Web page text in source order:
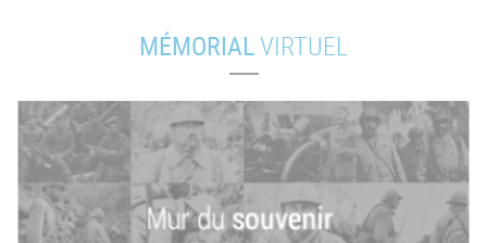
MÉMORIALVIRTUEL